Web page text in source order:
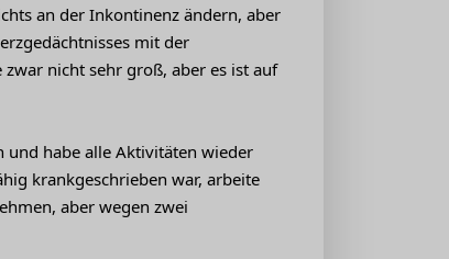
an der Inkontinenz ändern, aber
mit der
zwar nicht sehr groß, aber es ist auf
und habe alle Aktivitäten wieder
krankgeschrieben war, arbeite
aber wegen zwei